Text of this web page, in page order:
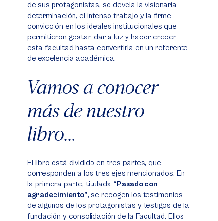
de sus protagonistas, se devela la visionaria
determinación, el intenso trabajo y la firme
convicción en los ideales institucionales que
permitieron gestar, dar a luz y hacer crecer
esta facultad hasta convertirla en un referente
de excelencia académica.
Vamos a conocer
más de nuestro
libro...
El libro está dividido en tres partes, que
corresponden a los tres ejes mencionados. En
la primera parte, titulada “Pasado con
agradecimiento”, se recogen los testimonios
de algunos de los protagonistas y testigos de la
fundación y consolidación de la Facultad. Ellos